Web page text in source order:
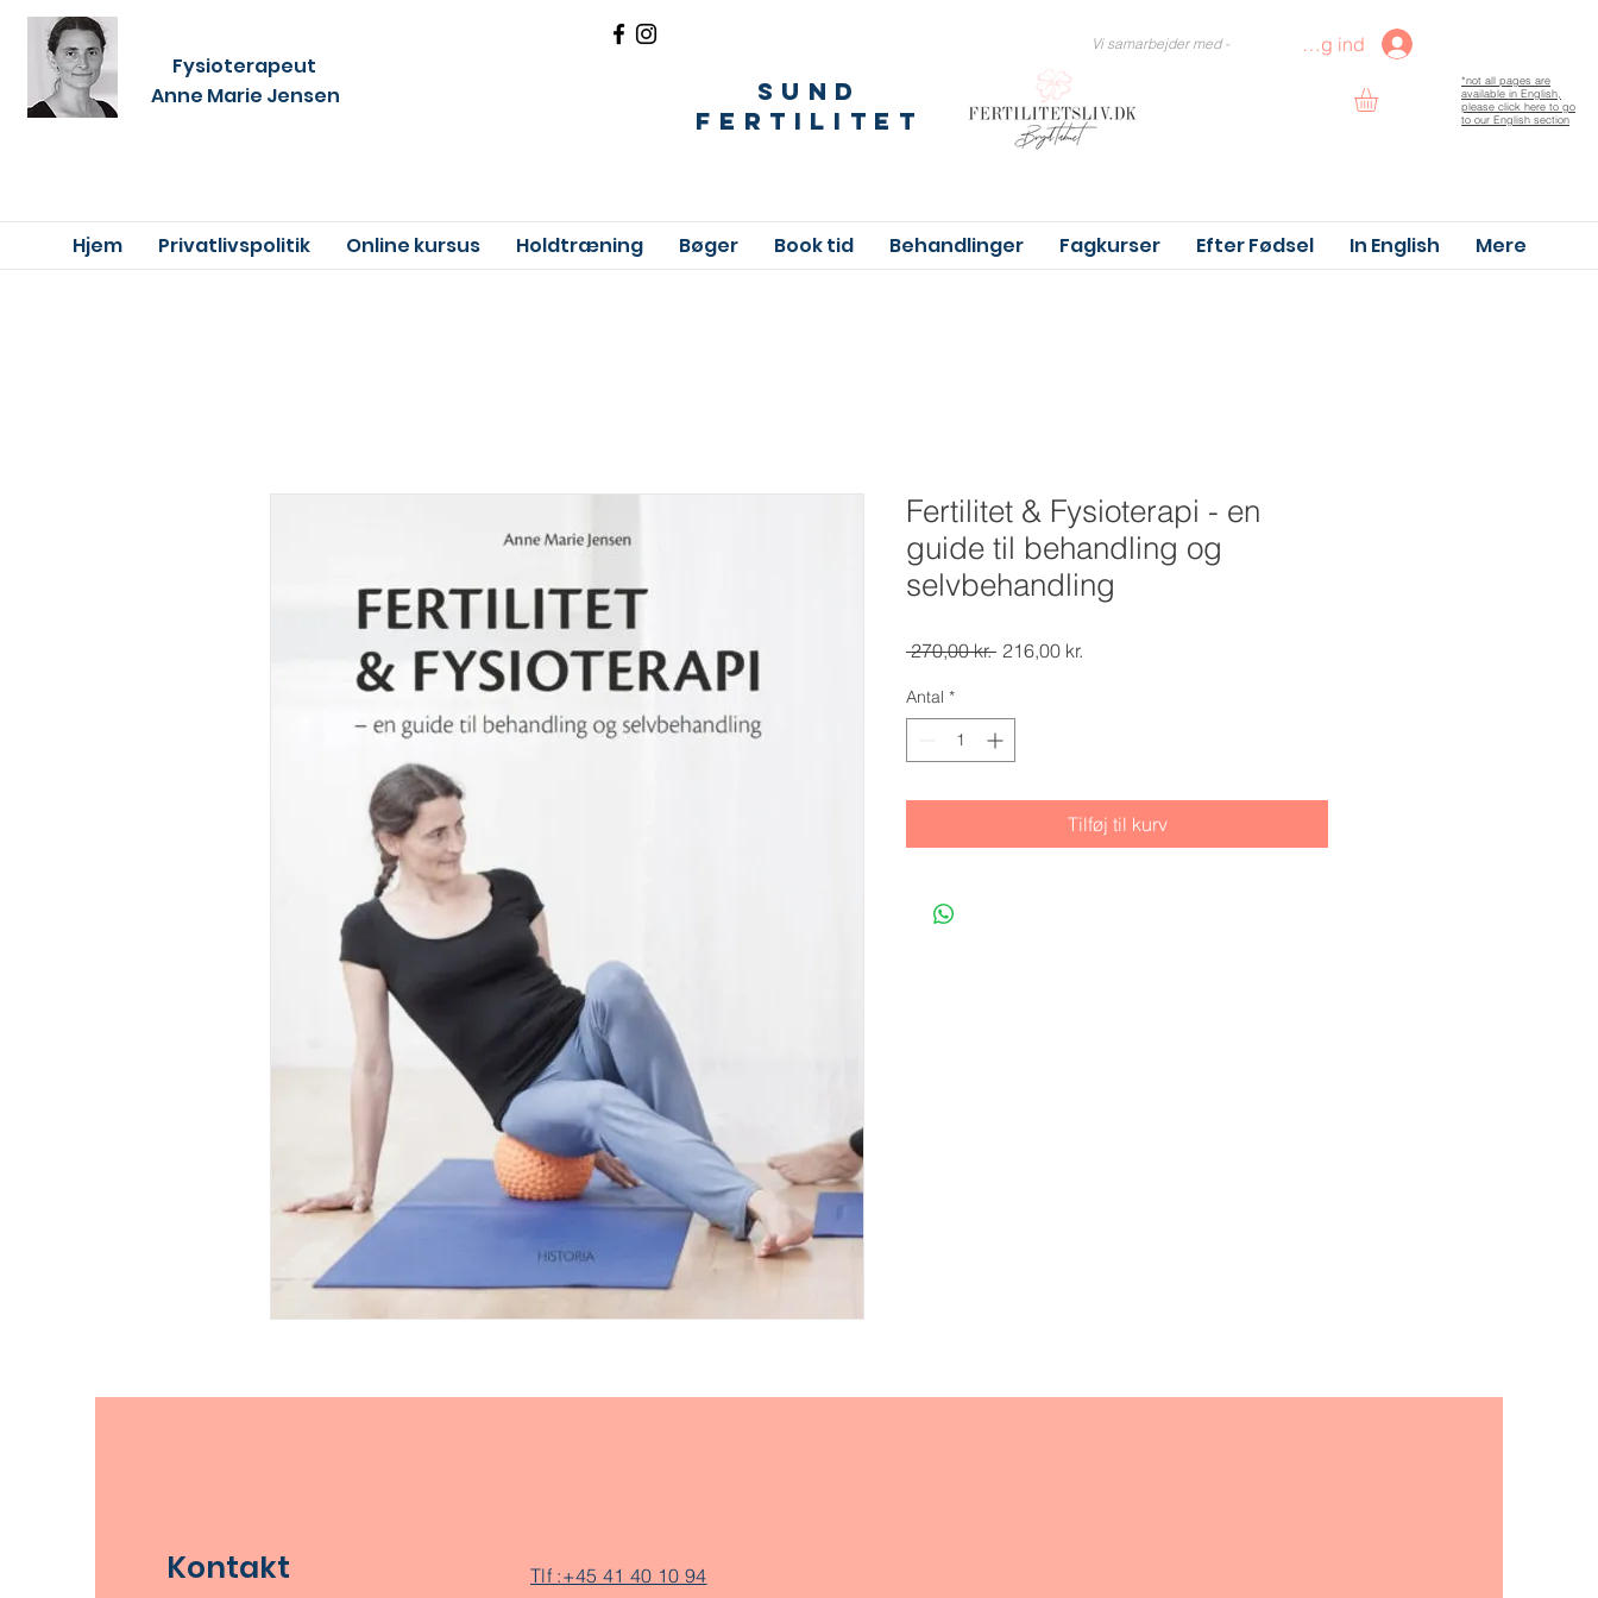
Fysioterapeut
Anne Marie Jensen
sund
fertilitet
Vi samarbejder med - Log ind
*not all pages are
available in English,
please click here to go
to our English section
Hjem Privatlivspolitik Online kursus Holdtræning Bøger Book tid Behandlinger Fagkurser Efter Fødsel In English Mere
Fertilitet & Fysioterapi - en
guide til behandling og
selvbehandling
270,00 kr. Regulær
216,00 kr.
Antal *
Tilføj til kurv
Kontakt Tlf :+45 41 40 10 94